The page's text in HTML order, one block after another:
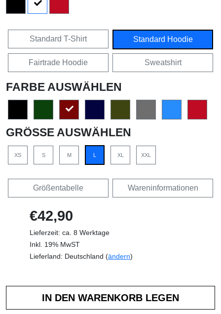
Standard T-Shirt Standard Hoodie
Fairtrade Hoodie Sweatshirt
FARBE AUSWÄHLEN
GRÖSSE AUSWÄHLEN
XS S M L XL XXL
Größentabelle Wareninformationen
€42,90
Lieferzeit: ca. 8 Werktage
Inkl. 19% MwST
Lieferland: Deutschland (ändern)